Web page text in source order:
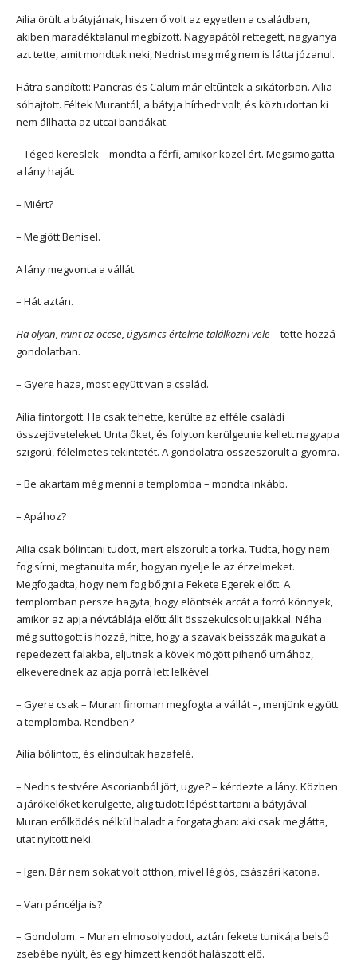
Ailia örült a bátyjának, hiszen ő volt az egyetlen a családban,
akiben maradéktalanul megbízott. Nagyapától rettegett, nagyanya
azt tette, amit mondtak neki, Nedrist meg még nem is látta józanul.
Hátra sandított: Pancras és Calum már eltűntek a sikátorban. Ailia
sóhajtott. Féltek Murantól, a bátyja hírhedt volt, és köztudottan ki
nem állhatta az utcai bandákat.
– Téged kereslek – mondta a férfi, amikor közel ért. Megsimogatta
a lány haját.
– Miért?
– Megjött Benisel.
A lány megvonta a vállát.
– Hát aztán.
Ha olyan, mint az öccse, úgysincs értelme találkozni vele – tette hozzá
gondolatban.
– Gyere haza, most együtt van a család.
Ailia fintorgott. Ha csak tehette, kerülte az efféle családi
összejöveteleket. Unta őket, és folyton kerülgetnie kellett nagyapa
szigorú, félelmetes tekintetét. A gondolatra összeszorult a gyomra.
– Be akartam még menni a templomba – mondta inkább.
– Apához?
Ailia csak bólintani tudott, mert elszorult a torka. Tudta, hogy nem
fog sírni, megtanulta már, hogyan nyelje le az érzelmeket.
Megfogadta, hogy nem fog bőgni a Fekete Egerek előtt. A
templomban persze hagyta, hogy elöntsék arcát a forró könnyek,
amikor az apja névtáblája előtt állt összekulcsolt ujjakkal. Néha
még suttogott is hozzá, hitte, hogy a szavak beisszák magukat a
repedezett falakba, eljutnak a kövek mögött pihenő urnához,
elkeverednek az apja porrá lett lelkével.
– Gyere csak – Muran finoman megfogta a vállát –, menjünk együtt
a templomba. Rendben?
Ailia bólintott, és elindultak hazafelé.
– Nedris testvére Ascorianból jött, ugye? – kérdezte a lány. Közben
a járókelőket kerülgette, alig tudott lépést tartani a bátyjával.
Muran erőlködés nélkül haladt a forgatagban: aki csak meglátta,
utat nyitott neki.
– Igen. Bár nem sokat volt otthon, mivel légiós, császári katona.
– Van páncélja is?
– Gondolom. – Muran elmosolyodott, aztán fekete tunikája belső
zsebébe nyúlt, és egy hímzett kendőt halászott elő.